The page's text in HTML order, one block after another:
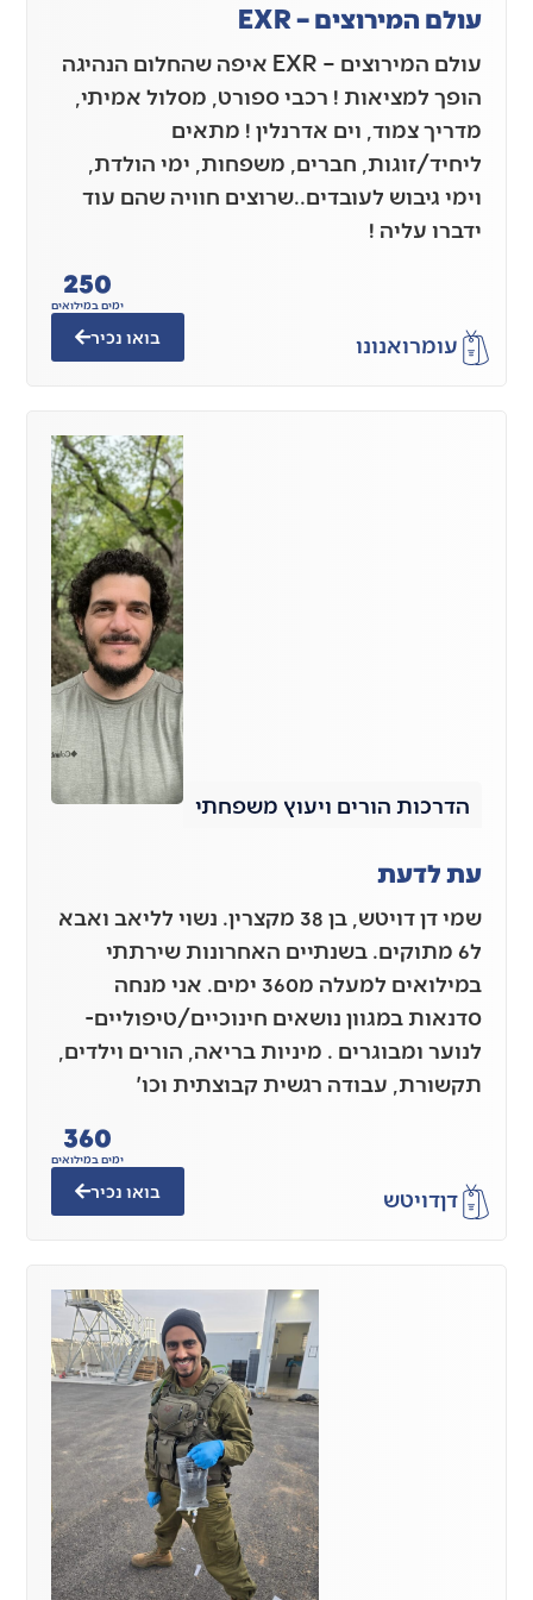
עולם המירוצים – EXR
עולם המירוצים – EXR איפה שהחלום הנהיגה
הופך למציאות ! רכבי ספורט, מסלול אמיתי,
מדריך צמוד, וים אדרנלין ! מתאים
ליחיד/זוגות, חברים, משפחות, ימי הולדת,
וימי גיבוש לעובדים..שרוצים חוויה שהם עוד
ידברו עליה !
עומרואנונו
ימים במילואים
250
בואו נכיר
הדרכות הורים ויעוץ משפחתי
עת לדעת
שמי דן דויטש, בן 38 מקצרין. נשוי לליאב ואבא
ל6 מתוקים. בשנתיים האחרונות שירתתי
במילואים למעלה מ360 ימים. אני מנחה
סדנאות במגוון נושאים חינוכיים/טיפוליים-
לנוער ומבוגרים . מיניות בריאה, הורים וילדים,
תקשורת, עבודה רגשית קבוצתית וכו'
דןדויטש
ימים במילואים
360
בואו נכיר